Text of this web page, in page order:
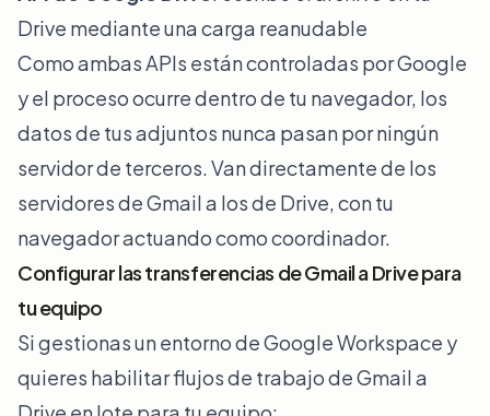
Drive mediante una carga reanudable
Como ambas APIs están controladas por Google
y el proceso ocurre dentro de tu navegador, los
datos de tus adjuntos nunca pasan por ningún
servidor de terceros. Van directamente de los
servidores de Gmail a los de Drive, con tu
navegador actuando como coordinador.
Configurar las transferencias de Gmail a Drive para
tu equipo
Si gestionas un entorno de Google Workspace y
quieres habilitar flujos de trabajo de Gmail a